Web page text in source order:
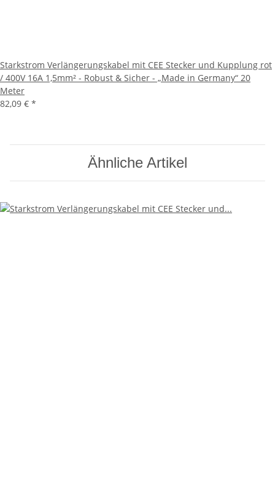
Starkstrom Verlängerungskabel mit CEE Stecker und Kupplung rot
/ 400V 16A 1,5mm² - Robust & Sicher - „Made in Germany“ 20
Meter
82,09 € *
Ähnliche Artikel